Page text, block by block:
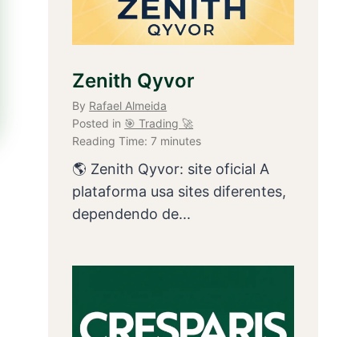
Zenith Qyvor
By Rafael Almeida
Posted in 🎯 Trading 🚀
Reading Time: 7 minutes
🌎 Zenith Qyvor: site oficial A
plataforma usa sites diferentes,
dependendo de...